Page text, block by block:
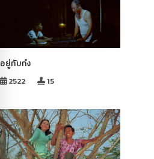
อยู่กับก๋ง
2522 15